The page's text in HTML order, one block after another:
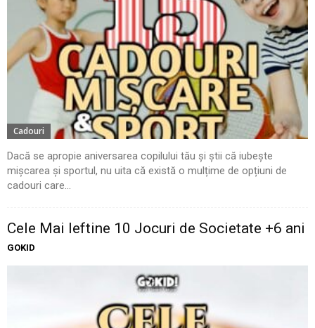
Cadouri
Dacă se apropie aniversarea copilului tău și știi că iubește
mișcarea și sportul, nu uita că există o mulțime de opțiuni de
cadouri care...
Cele Mai Ieftine 10 Jocuri de Societate +6 ani
GOKID